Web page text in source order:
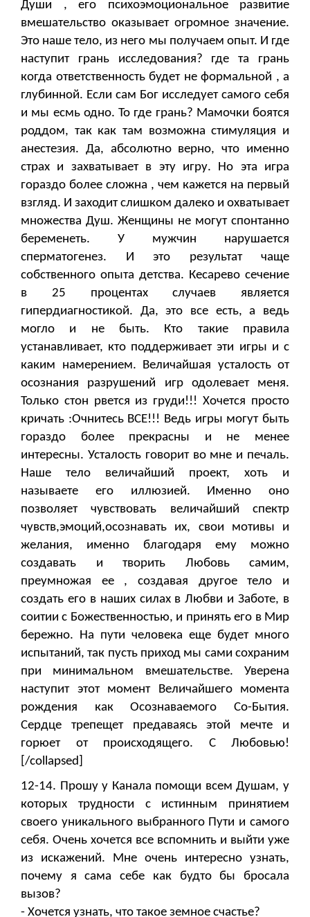
Души , его психоэмоциональное развитие
вмешательство оказывает огромное значение.
Это наше тело, из него мы получаем опыт. И где
наступит грань исследования? где та грань
когда ответственность будет не формальной , а
глубинной. Если сам Бог исследует самого себя
и мы есмь одно. То где грань? Мамочки боятся
роддом, так как там возможна стимуляция и
анестезия. Да, абсолютно верно, что именно
страх и захватывает в эту игру. Но эта игра
гораздо более сложна , чем кажется на первый
взгляд. И заходит слишком далеко и охватывает
множества Душ. Женщины не могут спонтанно
беременеть. У мужчин нарушается
сперматогенез. И это результат чаще
собственного опыта детства. Кесарево сечение
в 25 процентах случаев является
гипердиагностикой. Да, это все есть, а ведь
могло и не быть. Кто такие правила
устанавливает, кто поддерживает эти игры и с
каким намерением. Величайшая усталость от
осознания разрушений игр одолевает меня.
Только стон рвется из груди!!! Хочется просто
кричать :Очнитесь ВСЕ!!! Ведь игры могут быть
гораздо более прекрасны и не менее
интересны. Усталость говорит во мне и печаль.
Наше тело величайший проект, хоть и
называете его иллюзией. Именно оно
позволяет чувствовать величайший спектр
чувств,эмоций,осознавать их, свои мотивы и
желания, именно благодаря ему можно
создавать и творить Любовь самим,
преумножая ее , создавая другое тело и
создать его в наших силах в Любви и Заботе, в
соитии с Божественностью, и принять его в Мир
бережно. На пути человека еще будет много
испытаний, так пусть приход мы сами сохраним
при минимальном вмешательстве. Уверена
наступит этот момент Величайшего момента
рождения как Осознаваемого Со-Бытия.
Сердце трепещет предаваясь этой мечте и
горюет от происходящего. С Любовью!
[/collapsed]
12-14. Прошу у Канала помощи всем Душам, у
которых трудности с истинным принятием
своего уникального выбранного Пути и самого
себя. Очень хочется все вспомнить и выйти уже
из искажений. Мне очень интересно узнать,
почему я сама себе как будто бы бросала
вызов?
- Хочется узнать, что такое земное счастье?